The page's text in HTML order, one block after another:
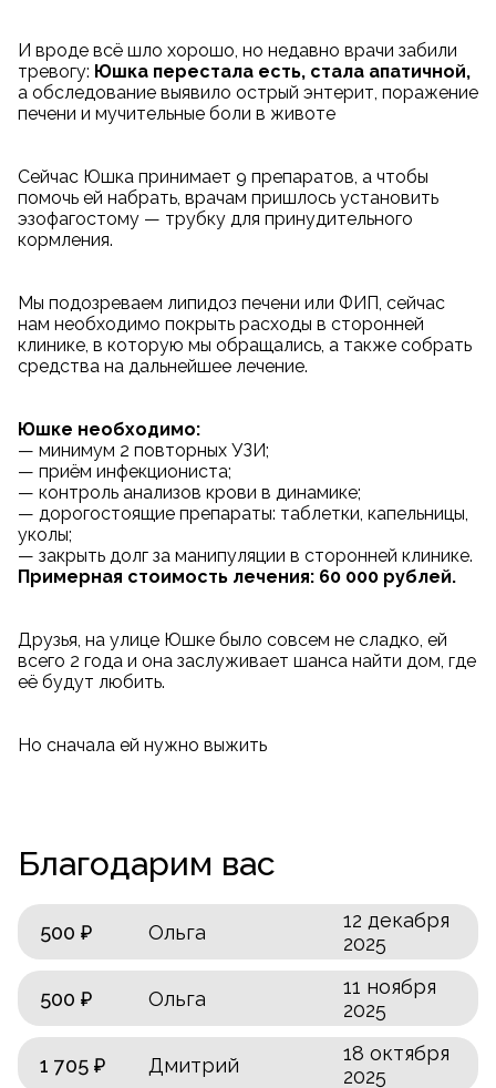
И вроде всё шло хорошо, но недавно врачи забили
тревогу: Юшка перестала есть, стала апатичной,
а обследование выявило острый энтерит, поражение
печени и мучительные боли в животе
Сейчас Юшка принимает 9 препаратов, а чтобы
помочь ей набрать, врачам пришлось установить
эзофагостому — трубку для принудительного
кормления.
Мы подозреваем липидоз печени или ФИП, сейчас
нам необходимо покрыть расходы в сторонней
клинике, в которую мы обращались, а также собрать
средства на дальнейшее лечение.
Юшке необходимо:
— минимум 2 повторных УЗИ;
— приём инфекциониста;
— контроль анализов крови в динамике;
— дорогостоящие препараты: таблетки, капельницы,
уколы;
— закрыть долг за манипуляции в сторонней клинике.
Примерная стоимость лечения: 60 000 рублей.
Друзья, на улице Юшке было совсем не сладко, ей
всего 2 года и она заслуживает шанса найти дом, где
её будут любить.
Но сначала ей нужно выжить
Благодарим вас
500 ₽ Ольга
12 декабря
2025
500 ₽ Ольга
11 ноября
2025
1 705 ₽ Дмитрий
18 октября
2025